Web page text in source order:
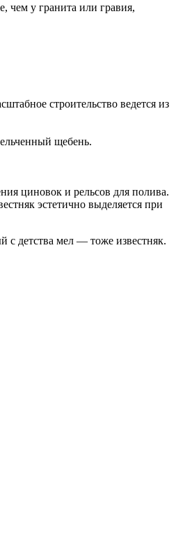
чем у гранита или гравия,
строительство ведется из
щебень.
циновок и рельсов для полива.
эстетично выделяется при
с детства мел — тоже известняк.